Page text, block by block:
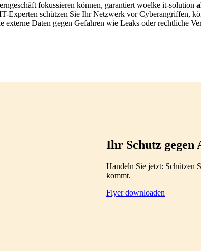
fokussieren können, garantiert woelke it-solution
Experten schützen Sie Ihr Netzwerk vor Cyberangriffen,
externe Daten gegen Gefahren wie Leaks oder rechtliche
Ihr Schutz gegen
Handeln Sie jetzt: Schützen
kommt.
Flyer downloaden